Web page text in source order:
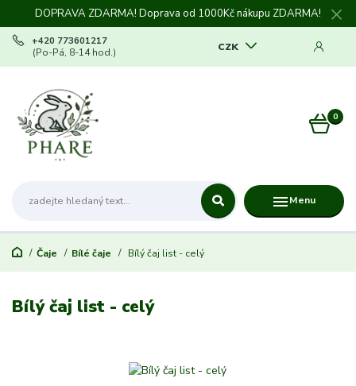
DOPRAVA ZDARMA! Doprava od 1000Kč nákupu ZDARMA!
Menu
CZK
+420 773601217
(Po-Pá, 8-14 hod.)
0
Čaje Bílé čaje Bílý čaj list - celý
Bílý čaj list - celý